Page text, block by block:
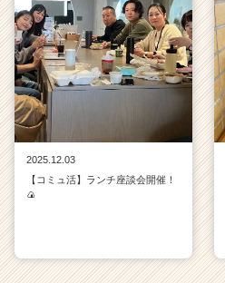
2025.12.03
【コミュ活】ランチ座談会開催！
🍙